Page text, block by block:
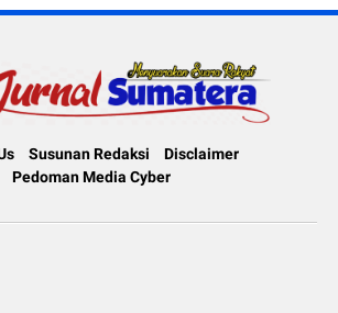
Susunan Redaksi
Disclaimer
Pedoman Media Cyber